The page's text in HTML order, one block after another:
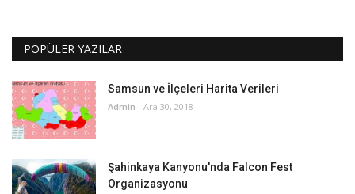
POPÜLER YAZILAR
Samsun ve İlçeleri Harita Verileri
Admin Ara 30, 2018
Şahinkaya Kanyonu'nda Falcon Fest
Organizasyonu